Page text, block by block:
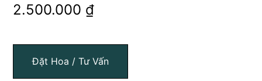
2.500.000 ₫
Đặt Hoa / Tư Vấn